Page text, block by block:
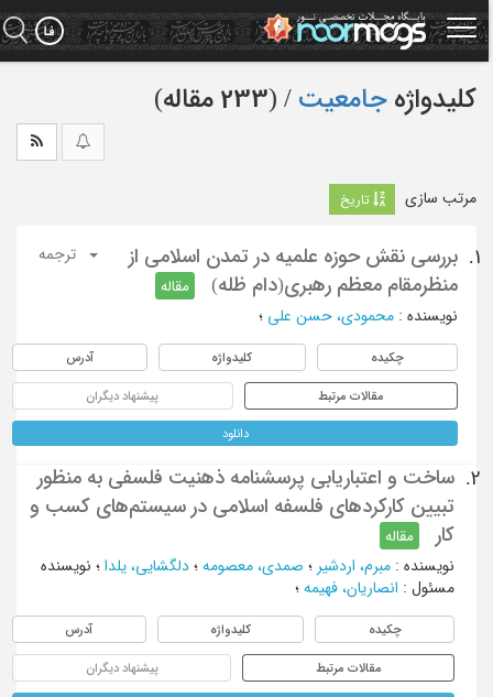
کلیدواژه جامعیت ‏/ (233 مقاله)
مرتب سازی تاریخ
1.
بررسی نقش حوزه علمیه در تمدن اسلامی از
منظرمقام معظم رهبری(دام ظله)
مقاله
ترجمه
نویسنده: محمودی، حسن علی ؛
چکیده کلیدواژه آدرس
مقالات مرتبط پیشنهاد دیگران
دانلود
2.
ساخت و اعتباریابی پرسشنامه ذهنیت فلسفی به منظور
تبیین کارکردهای فلسفه اسلامی در سیستم‌های کسب و
کار
مقاله
نویسنده: مبرم، اردشیر؛ صمدی، معصومه؛ دلگشایی، یلدا؛ نویسنده
مسئول : انصاریان، فهیمه؛
چکیده کلیدواژه آدرس
مقالات مرتبط پیشنهاد دیگران